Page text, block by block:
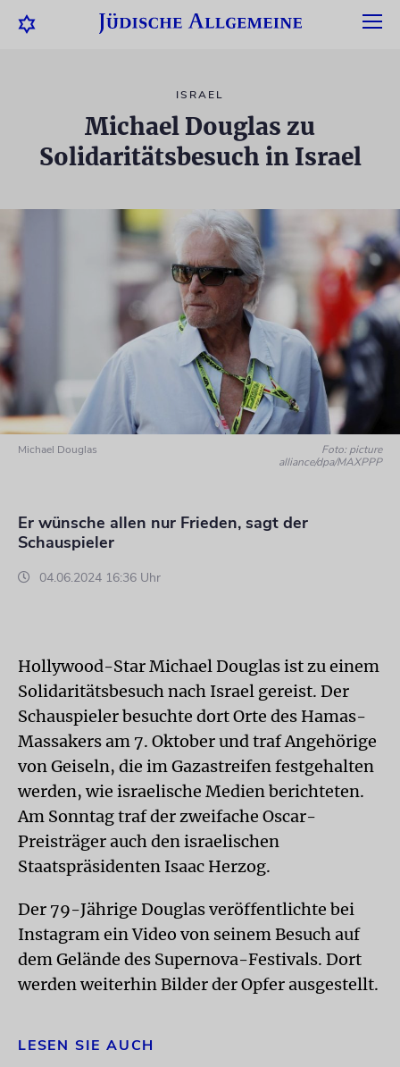
ISRAEL
Michael Douglas zu
Solidaritätsbesuch in Israel
Michael Douglas
Foto: picture
alliance/dpa/MAXPPP
Er wünsche allen nur Frieden, sagt der
Schauspieler
04.06.2024 16:36 Uhr
Hollywood-Star Michael Douglas ist zu einem
Solidaritätsbesuch nach Israel gereist. Der
Schauspieler besuchte dort Orte des Hamas-
Massakers am 7. Oktober und traf Angehörige
von Geiseln, die im Gazastreifen festgehalten
werden, wie israelische Medien berichteten.
Am Sonntag traf der zweifache Oscar-
Preisträger auch den israelischen
Staatspräsidenten Isaac Herzog.
Der 79-Jährige Douglas veröffentlichte bei
Instagram ein Video von seinem Besuch auf
dem Gelände des Supernova-Festivals. Dort
werden weiterhin Bilder der Opfer ausgestellt.
LESEN SIE AUCH